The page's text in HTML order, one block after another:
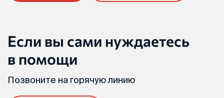
Если вы сами нуждаетесь
в помощи
Позвоните на горячую линию